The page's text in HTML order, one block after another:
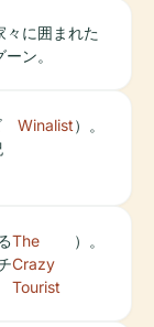
々に囲まれた
ン。
Winalist）。
The
Crazy
Tourist
）。